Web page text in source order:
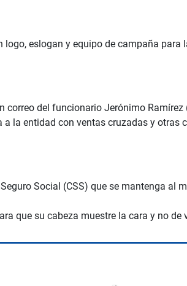
eslogan y equipo de campaña
correo del funcionario Jerónimo
la entidad con ventas cruzadas y otras
Social (CSS) que se mantenga al
que su cabeza muestre la cara y no de